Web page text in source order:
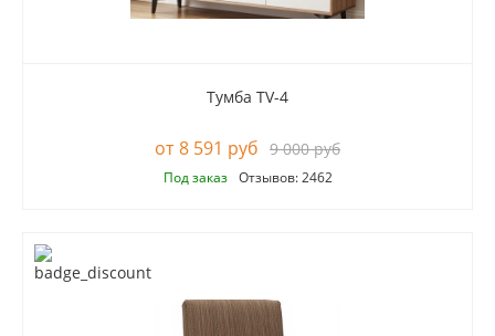
Тумба TV-4
8 591 руб 9 000 руб
Под заказ Отзывов: 2462